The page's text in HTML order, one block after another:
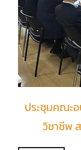
ประชุมคณะ
วิชาชีพ